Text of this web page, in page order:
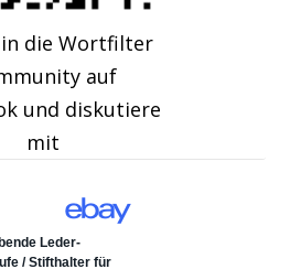
die Wortfilter
auf
und diskutiere
mit